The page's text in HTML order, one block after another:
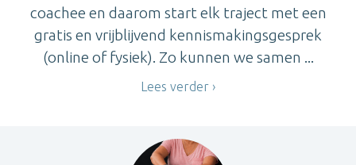
coachee en daarom start elk traject met een
gratis en vrijblijvend kennismakingsgesprek
(online of fysiek). Zo kunnen we samen ...
Lees verder